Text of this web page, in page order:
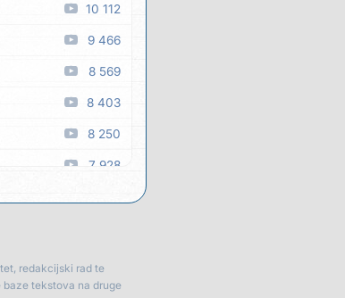
10 112
9 466
8 569
8 403
8 250
7 928
6 999
redakcijski rad te
tekstova na druge